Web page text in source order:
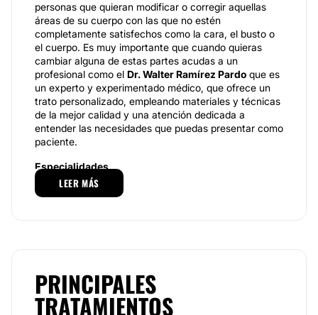
personas que quieran modificar o corregir aquellas
áreas de su cuerpo con las que no estén
completamente satisfechos como la cara, el busto o
el cuerpo. Es muy importante que cuando quieras
cambiar alguna de estas partes acudas a un
profesional como el Dr. Walter Ramírez Pardo que es
un experto y experimentado médico, que ofrece un
trato personalizado, empleando materiales y técnicas
de la mejor calidad y una atención dedicada a
entender las necesidades que puedas presentar como
paciente.
Especialidades
Realizando un completo diagnóstico previo de tu
Blefaroplastia, Lifting facial, Otoplastia, Rinoplastia o
Bichectomia. Por otro lado, como ejemplo de
procedimientos de medicina estética podemos
destacar el ácido hialurónico, el aumento de labios,
LEER MÁS
PRINCIPALES
TRATAMIENTOS